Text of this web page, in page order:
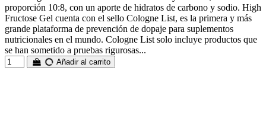
proporción 10:8, con un aporte de hidratos de carbono y sodio. High
Fructose Gel cuenta con el sello Cologne List, es la primera y más
grande plataforma de prevención de dopaje para suplementos
nutricionales en el mundo. Cologne List solo incluye productos que
se han sometido a pruebas rigurosas...
Añadir al carrito